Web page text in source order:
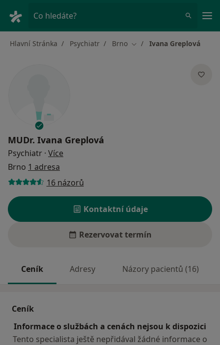
Co hledáte?
Hlavní Stránka Psychiatr Brno Změna města
Ivana Greplová
MUDr. Ivana Greplová
Psychiatr · Více
Brno 1 adresa
16 názorů
Kontaktní údaje
Rezervovat termín
Ceník Adresy Názory pacientů (16)
Ceník
Informace o službách a cenách nejsou k dispozici
Tento specialista ještě nepřidával žádné informace o